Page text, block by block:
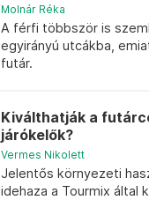
Molnár Réka
A férfi többször is
egyirányú utcákba,
futár.
Kiválthatják a
járókelők?
Vermes Nikolett
Jelentős környezeti
idehaza a Tourmix által